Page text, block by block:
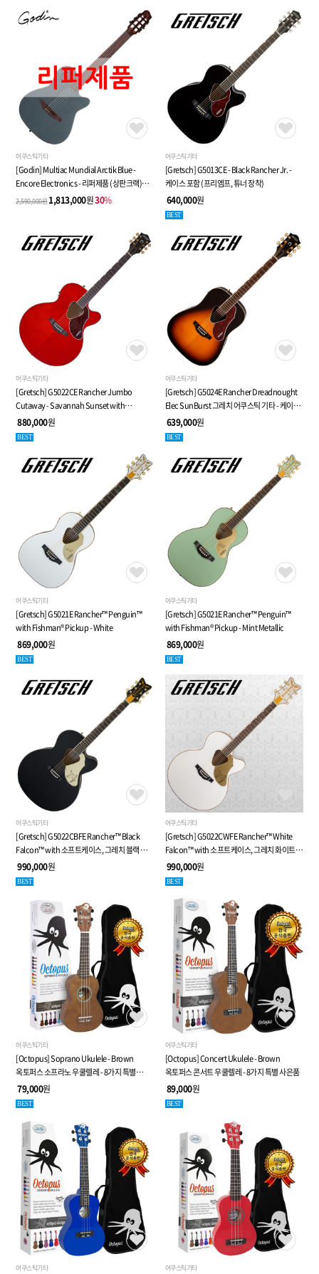
어쿠스틱기타
[Godin] Multiac Mundial Arctik Blue -
Encore Electronics - 리퍼제품 (상판크랙)
(052387)
2,590,000원1,813,000원30%
어쿠스틱기타
[Gretsch] G5013CE - Black Rancher Jr. -
케이스 포함 (프리엠프, 튜너 장착)
640,000원
BEST
어쿠스틱기타
[Gretsch] G5022CE Rancher Jumbo
Cutaway - Savannah Sunset with
소프트케이스, (프리엠프,튜너 장착)
880,000원
BEST
어쿠스틱기타
[Gretsch] G5024E Rancher Dreadnought
Elec SunBurst 그레치 어쿠스틱 기타 - 케이스
포함
639,000원
BEST
어쿠스틱기타
[Gretsch] G5021E Rancher™ Penguin™
with Fishman® Pickup - White
869,000원
BEST
어쿠스틱기타
[Gretsch] G5021E Rancher™ Penguin™
with Fishman® Pickup - Mint Metallic
869,000원
BEST
어쿠스틱기타
[Gretsch] G5022CBFE Rancher™ Black
Falcon™ with 소프트케이스, 그레치 블랙 팔콘
점보바디 어쿠스틱 기타
990,000원
BEST
어쿠스틱기타
[Gretsch] G5022CWFE Rancher™ White
Falcon™ with 소프트케이스, 그레치 화이트
팔콘 점보바디 어쿠스틱 기타
990,000원
BEST
어쿠스틱기타
[Octopus] Soprano Ukulele - Brown
옥토퍼스 소프라노 우쿨렐레 - 8가지 특별
사은품
79,000원
BEST
어쿠스틱기타
[Octopus] Concert Ukulele - Brown
옥토퍼스 콘서트 우쿨렐레 - 8가지 특별 사은품
89,000원
BEST
어쿠스틱기타 어쿠스틱기타